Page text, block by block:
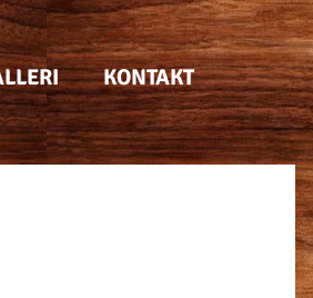
KONTAKT